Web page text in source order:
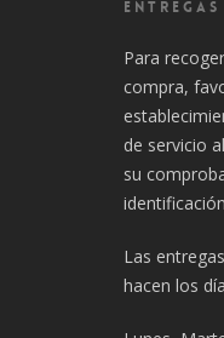
ENTREGAS
Para
compra,
de servicio
su
Las
hacen los